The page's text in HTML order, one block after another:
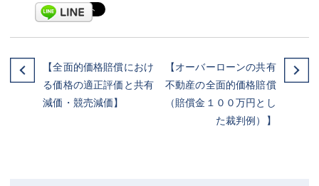
【全面的価格賠償におけ
る価格の適正評価と共有
減価・競売減価】
【オーバーローンの共有
不動産の全面的価格賠償
（賠償金１００万円とし
た裁判例）】